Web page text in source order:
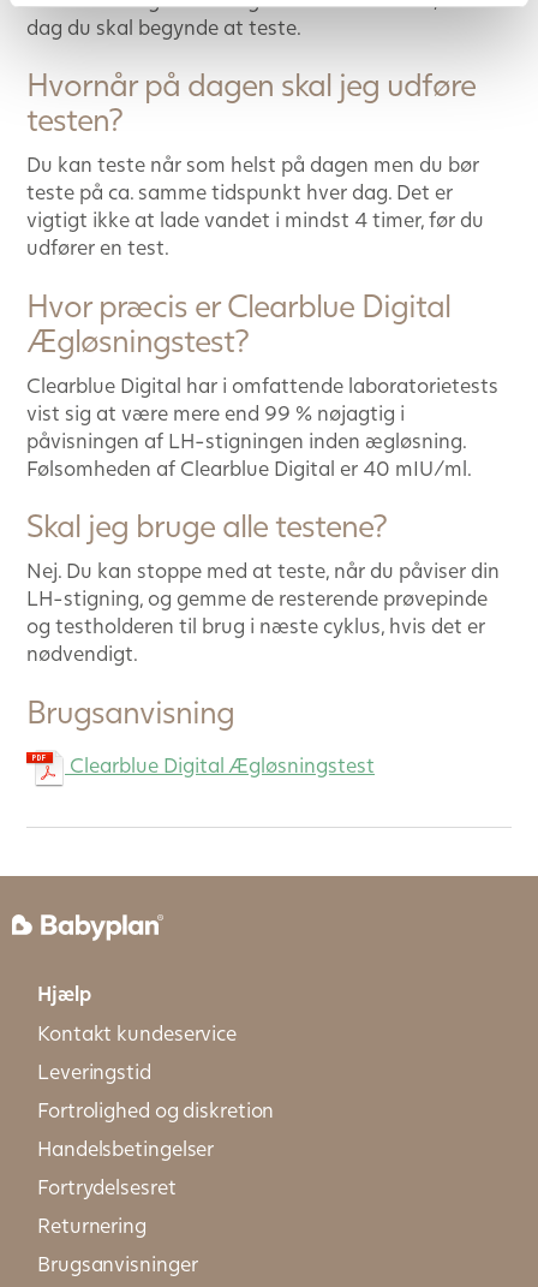
dag du skal begynde at teste.
Hvornår på dagen skal jeg udføre
testen?
Du kan teste når som helst på dagen men du bør
teste på ca. samme tidspunkt hver dag. Det er
vigtigt ikke at lade vandet i mindst 4 timer, før du
udfører en test.
Hvor præcis er Clearblue Digital
Ægløsningstest?
Clearblue Digital har i omfattende laboratorietests
vist sig at være mere end 99 % nøjagtig i
påvisningen af LH-stigningen inden ægløsning.
Følsomheden af Clearblue Digital er 40 mIU/ml.
Skal jeg bruge alle testene?
Nej. Du kan stoppe med at teste, når du påviser din
LH-stigning, og gemme de resterende prøvepinde
og testholderen til brug i næste cyklus, hvis det er
nødvendigt.
Brugsanvisning
Clearblue Digital Ægløsningstest
Hjælp
Kontakt kundeservice
Leveringstid
Fortrolighed og diskretion
Handelsbetingelser
Fortrydelsesret
Returnering
Brugsanvisninger